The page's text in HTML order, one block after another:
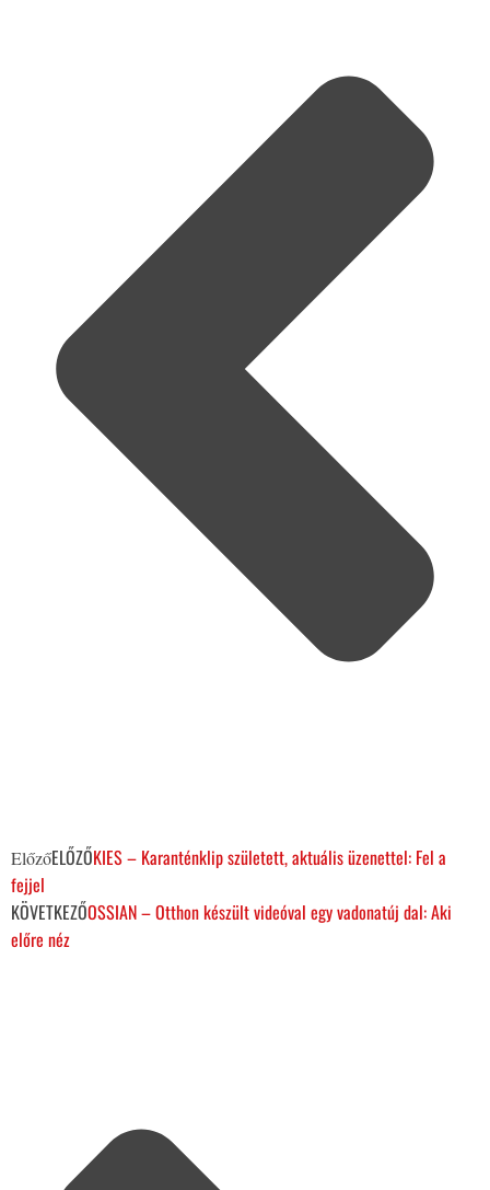
ElőzőELŐZŐKIES – Karanténklip született, aktuális üzenettel: Fel a
fejjel
KÖVETKEZŐOSSIAN – Otthon készült videóval egy vadonatúj dal: Aki
előre néz